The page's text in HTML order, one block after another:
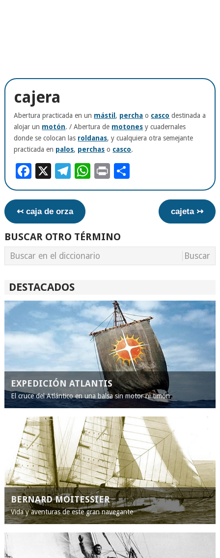
cajera
Abertura practicada en un mástil, percha o casco destinada a
alojar un motón. / Abertura de motones y cuadernales
donde se colocan las roldanas, y cualquiera otra semejante
practicada en palos, perchas o casco.
Facebook
X Telegram
WhatsApp
Print
↢ caja de orza cajeta ↣
BUSCAR OTRO TÉRMINO
DESTACADOS
EXPEDICIÓN ATLANTIS
El cruce del Atlántico en una balsa sin motor ni timón
BERNARD MOITESSIER
Vida y aventuras de este gran navegante